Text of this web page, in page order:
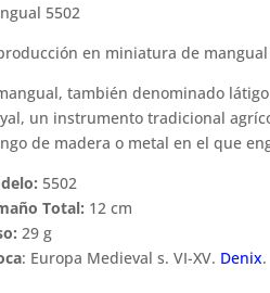
5502
en miniatura de
también denominado
un instrumento tradicional
de madera o metal en el que
5502
Total: 12 cm
29 g
: Europa Medieval s. VI-XV. Denix.